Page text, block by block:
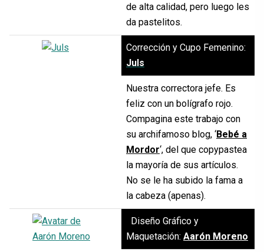
de alta calidad, pero luego les
da pastelitos.
Corrección y Cupo Femenino:
Juls
Nuestra correctora jefe. Es
feliz con un bolígrafo rojo.
Compagina este trabajo con
su archifamoso blog, ‘Bebé a
Mordor‘, del que copypastea
la mayoría de sus artículos.
No se le ha subido la fama a
la cabeza (apenas).
Diseño Gráfico y
Maquetación: Aarón Moreno